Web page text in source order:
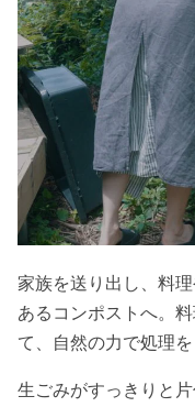
家族を送り出し、料
あるコンポストへ。
て、自然の力で処理を
生ごみがすっきりと